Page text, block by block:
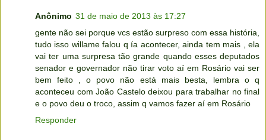
Anônimo 31 de maio de 2013 às 17:27
gente não sei porque vcs estão surpreso com essa história,
tudo isso willame falou q ía acontecer, ainda tem mais , ela
vai ter uma surpresa tão grande quando esses deputados
senador e governador não tirar voto aí em Rosário vai ser
bem feito , o povo não está mais besta, lembra o q
aconteceu com João Castelo deixou para trabalhar no final
e o povo deu o troco, assim q vamos fazer aí em Rosário
Responder